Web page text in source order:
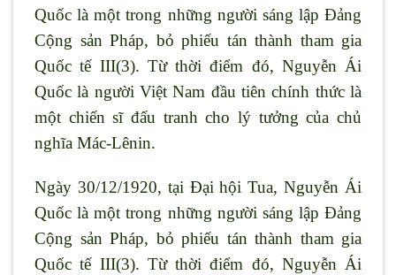
Quốc là một trong những người sáng lập Đảng
Cộng sản Pháp, bỏ phiếu tán thành tham gia
Quốc tế III(3). Từ thời điểm đó, Nguyễn Ái
Quốc là người Việt Nam đầu tiên chính thức là
một chiến sĩ đấu tranh cho lý tưởng của chủ
nghĩa Mác-Lênin.
Ngày 30/12/1920, tại Đại hội Tua, Nguyễn Ái
Quốc là một trong những người sáng lập Đảng
Cộng sản Pháp, bỏ phiếu tán thành tham gia
Quốc tế III(3). Từ thời điểm đó, Nguyễn Ái